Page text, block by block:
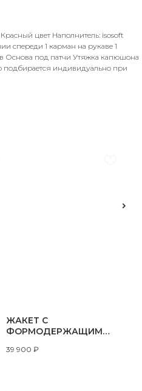
цвет Наполнитель: isosoft
спереди 1 карман на рукаве 1
Основа под патчи Утяжка капюшона
подбирается индивидуально при
ЖАКЕТ С
ФОРМОДЕРЖАЩИМ
39 900 ₽